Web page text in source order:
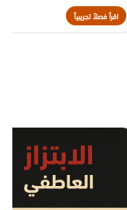
اقرأ فصلاً تجريبياً